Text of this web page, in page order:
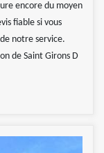
encore du moyen
fiable si vous
notre service.
de Saint Girons D